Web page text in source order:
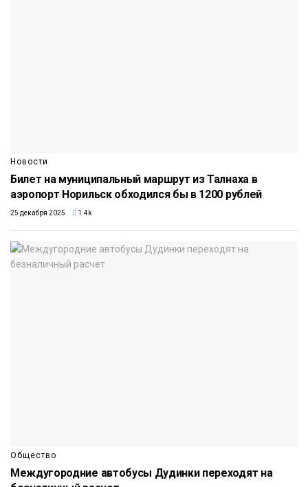
Новости
Билет на муниципальный маршрут из Талнаха в
аэропорт Норильск обходился бы в 1200 рублей
25 декабря 2025 1.4k
Общество
Междугородние автобусы Дудинки переходят на